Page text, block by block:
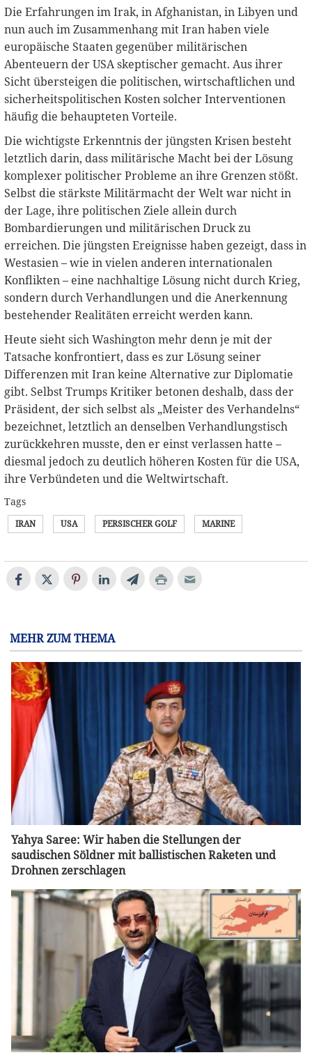
Die Erfahrungen im Irak, in Afghanistan, in Libyen und
nun auch im Zusammenhang mit Iran haben viele
europäische Staaten gegenüber militärischen
Abenteuern der USA skeptischer gemacht. Aus ihrer
Sicht übersteigen die politischen, wirtschaftlichen und
sicherheitspolitischen Kosten solcher Interventionen
häufig die behaupteten Vorteile.
Die wichtigste Erkenntnis der jüngsten Krisen besteht
letztlich darin, dass militärische Macht bei der Lösung
komplexer politischer Probleme an ihre Grenzen stößt.
Selbst die stärkste Militärmacht der Welt war nicht in
der Lage, ihre politischen Ziele allein durch
Bombardierungen und militärischen Druck zu
erreichen. Die jüngsten Ereignisse haben gezeigt, dass in
Westasien – wie in vielen anderen internationalen
Konflikten – eine nachhaltige Lösung nicht durch Krieg,
sondern durch Verhandlungen und die Anerkennung
bestehender Realitäten erreicht werden kann.
Heute sieht sich Washington mehr denn je mit der
Tatsache konfrontiert, dass es zur Lösung seiner
Differenzen mit Iran keine Alternative zur Diplomatie
gibt. Selbst Trumps Kritiker betonen deshalb, dass der
Präsident, der sich selbst als „Meister des Verhandelns“
bezeichnet, letztlich an denselben Verhandlungstisch
zurückkehren musste, den er einst verlassen hatte –
diesmal jedoch zu deutlich höheren Kosten für die USA,
ihre Verbündeten und die Weltwirtschaft.
Tags
IRAN USA PERSISCHER GOLF MARINE
MEHR ZUM THEMA
Yahya Saree: Wir haben die Stellungen der
saudischen Söldner mit ballistischen Raketen und
Drohnen zerschlagen